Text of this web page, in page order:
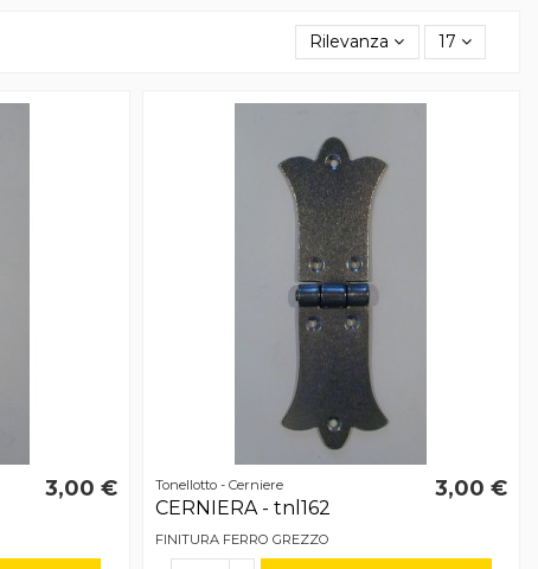
Rilevanza 17
3,00 € Tonellotto - Cerniere
CERNIERA - tnl162
3,00 €
FINITURA FERRO GREZZO